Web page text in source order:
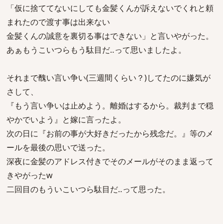
「仮に捨ててないにしても金髪くんが訴えないでくれと頼
まれたので渡す事は出来ない
金髪くんの誠意を裏切る事はできない」と言いやがった。
あぁもうこいつらもう駄目だ‥って思いましたよ。
それまで醜い言い争い(三週間くらい？)してたのに嫌気が
さして、
『もう言い争いは止めよう。離婚はするから。裁判まで穏
やかでいよう』と嫁に言ったよ。
次の日に『お前の事が大好きだったから残念だ。』等のメ
ールを最後の思いで送った。
深夜に金髪のアドレス付きでそのメールがそのまま返って
きやがったw
二回目のもういこいつら駄目だ‥って思った。